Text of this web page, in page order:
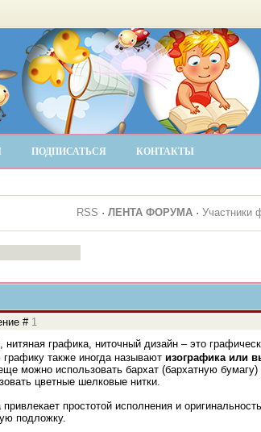
ПОДПИСАТЬСЯ КОНТАКТЫ
RSS · ЛЕНТА ФОРУМА · Участники
# 1
, нитяная графика, ниточный дизайн – это
также иногда называют изографика или
можно использовать бархат (бархатную
цветные шелковые нитки.
простотой исполнения и
подложку.